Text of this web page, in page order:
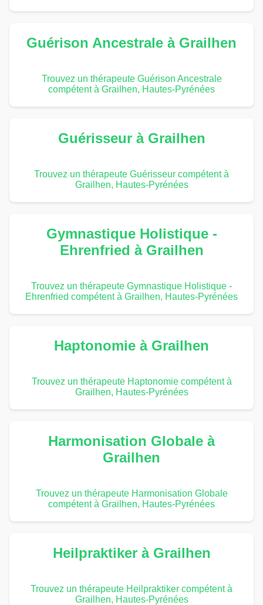
Guérison Ancestrale à Grailhen
Trouvez un thérapeute Guérison Ancestrale
compétent à Grailhen, Hautes-Pyrénées
Guérisseur à Grailhen
Trouvez un thérapeute Guérisseur compétent à
Grailhen, Hautes-Pyrénées
Gymnastique Holistique -
Ehrenfried à Grailhen
Trouvez un thérapeute Gymnastique Holistique -
Ehrenfried compétent à Grailhen, Hautes-Pyrénées
Haptonomie à Grailhen
Trouvez un thérapeute Haptonomie compétent à
Grailhen, Hautes-Pyrénées
Harmonisation Globale à
Grailhen
Trouvez un thérapeute Harmonisation Globale
compétent à Grailhen, Hautes-Pyrénées
Heilpraktiker à Grailhen
Trouvez un thérapeute Heilpraktiker compétent à
Grailhen, Hautes-Pyrénées